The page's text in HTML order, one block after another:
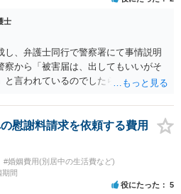
士
、弁護士同行で警察署にて事情説明
察から「被害届は、出してもいいがそ
と言われているのでしたら、あまり結
れないですが、実際に捜査をするの
で、やはり結論は変わらないかもしれ
事に強い」とうたっている弁護士に相
。 以上、ご参考まで。
慰謝料請求を依頼する費用
#婚姻費用(別居中の生活費など)
間
役にたった 5